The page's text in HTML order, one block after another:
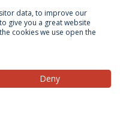
Portuguesa
data, to improve our
give you a great website
cookies we use open the
Deny